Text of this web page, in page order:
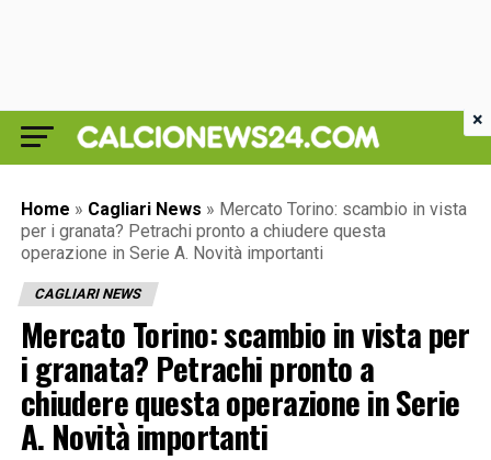
Home » Cagliari News » Mercato Torino: scambio in vista
per i granata? Petrachi pronto a chiudere questa
operazione in Serie A. Novità importanti
CAGLIARI NEWS
Mercato Torino: scambio in vista per
i granata? Petrachi pronto a
chiudere questa operazione in Serie
A. Novità importanti
×